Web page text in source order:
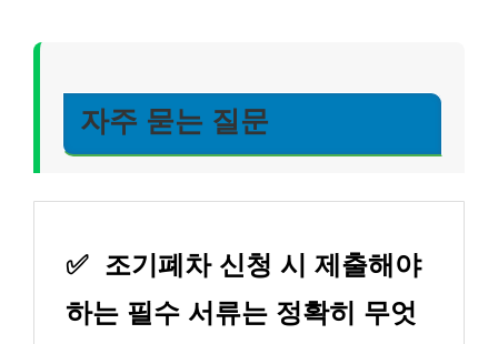
자주 묻는 질문
✅ 조기폐차 신청 시 제출해야
하는 필수 서류는 정확히 무엇